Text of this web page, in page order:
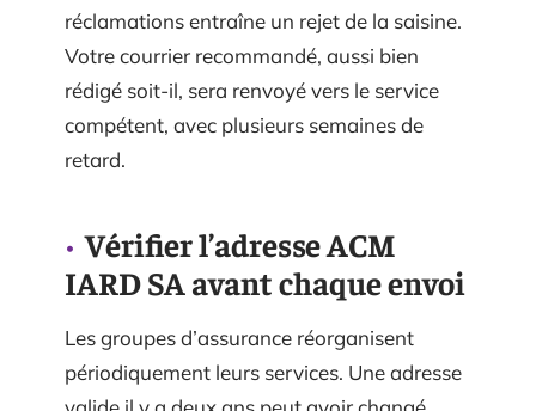
réclamations entraîne un rejet de la saisine.
Votre courrier recommandé, aussi bien
rédigé soit-il, sera renvoyé vers le service
compétent, avec plusieurs semaines de
retard.
Vérifier l’adresse ACM
IARD SA avant chaque envoi
Les groupes d’assurance réorganisent
périodiquement leurs services. Une adresse